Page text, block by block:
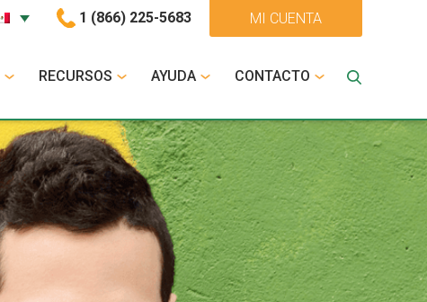
1 (866) 225-5683 MI CUENTA
RECURSOS AYUDA CONTACTO